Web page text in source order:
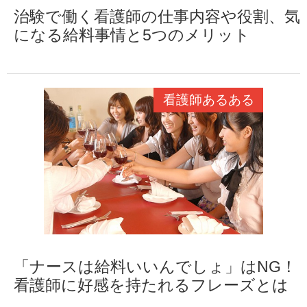
治験で働く看護師の仕事内容や役割、気
になる給料事情と5つのメリット
看護師あるある
「ナースは給料いいんでしょ」はNG！
看護師に好感を持たれるフレーズとは